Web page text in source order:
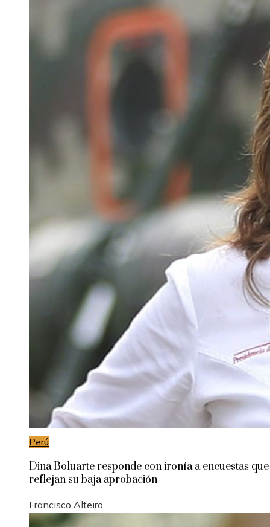
Perú
Dina Boluarte responde con ironía a encuestas que
reflejan su baja aprobación
Francisco Alteiro